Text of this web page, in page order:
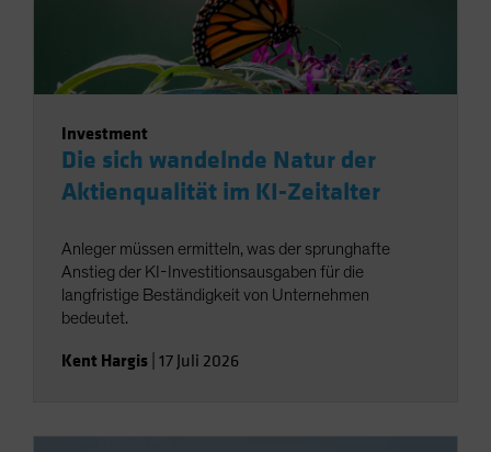
Investment
Die sich wandelnde Natur der
Aktienqualität im KI-Zeitalter
Anleger müssen ermitteln, was der sprunghafte
Anstieg der KI-Investitionsausgaben für die
langfristige Beständigkeit von Unternehmen
bedeutet.
Kent Hargis 17 Juli 2026